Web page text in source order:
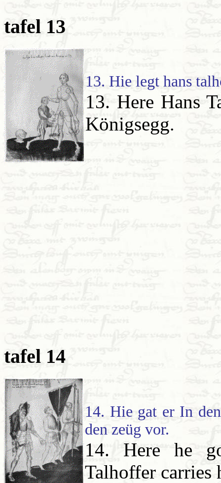
tafel 13
13. Hie legt hans
13. Here Hans
Königsegg.
tafel 14
14. Hie gat er In
den zeüg vor.
14. Here he
Talhoffer carries